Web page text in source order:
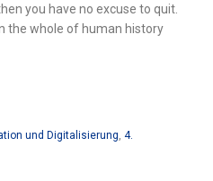
you have no excuse to quit.
the whole of human history
und Digitalisierung,4.